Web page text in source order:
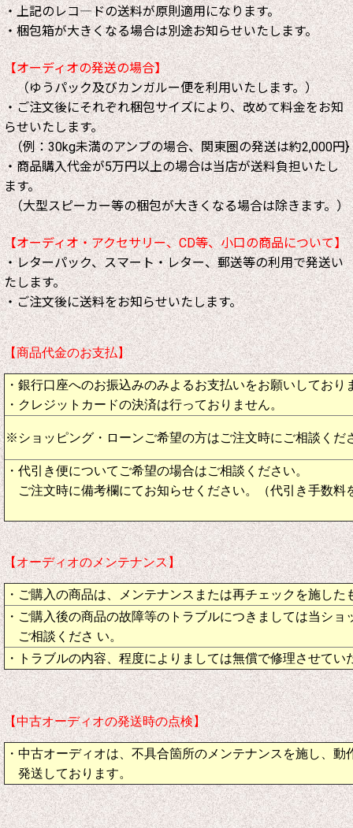
・上記のレコ―ドの送料が原則適用になります。
・梱包箱が大きくなる場合は別途お知らせいたします。
【オーディオの発送の場合】
（ゆうパック及びカンガルー便を利用いたします。）
・ご注文後にそれぞれ梱包サイズにより、改めて料金をお知
らせいたします。
（例：30kg未満のアンプの場合、関東圏の発送は約2,000円}
・商品購入代金が5万円以上の場合は当店が送料負担いたし
ます。
（大型スピーカー等の梱包が大きくなる場合は除きます。）
【オーディオ・アクセサリー、CD等、小口の商品について】
・レターパック、スマート・レター、郵送等の利用で発送い
たします。
・ご注文後に送料をお知らせいたします。
【商品代金のお支払】
・銀行口座へのお振込みのみよるお支払いをお願いしており
・クレジットカードの決済は行っておりません。
※ショッピング・ローンご希望の方はご注文時にご相談くだ
・代引き便についてご希望の場合はご相談ください。
ご注文時に備考欄にてお知らせください。（代引き手数料
【オーディオのメンテナンス】
・ご購入の商品は、メンテナンスまたは再チェックを施し
・ご購入後の商品の故障等のトラブルにつきましては当ショ
ご相談くださ い。
・トラブルの内容、程度によりましては無償で修理させてい
【中古オーディオの発送時の点検】
・中古オーディオは、不具合箇所のメンテナンスを施し、動
発送しております。